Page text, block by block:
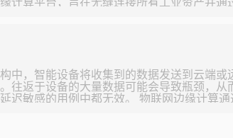
内部开箱即用的分析组件，”Litmus
说。 “LoopEdge 已经得到验证——客户正
中，智能设备将收集到的数据发送到云端或
往返于设备的大量数据可能会导致瓶颈，从
用例中都无效。 物联网边缘计算通过使